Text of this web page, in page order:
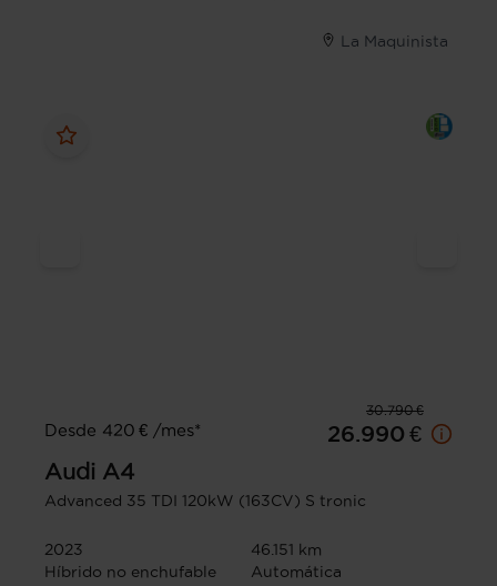
La Maquinista
30.790 €
Desde 420 € /mes*
26.990 €
Audi A4
Advanced 35 TDI 120kW (163CV) S tronic
2023
46.151 km
Híbrido no enchufable
Automática